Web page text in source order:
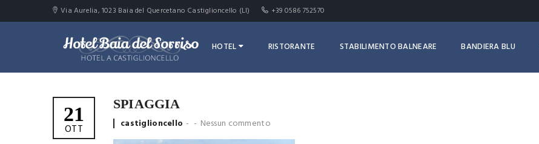
Via Aurelia, 1023 Baia del Quercetano Castiglioncello (LI) +39 0586 752570
HOTEL RISTORANTE STABILIMENTO BALNEARE BANDIERA BLU
SPIAGGIA
21
OTT
Posted
by
castiglioncello Nessun commento